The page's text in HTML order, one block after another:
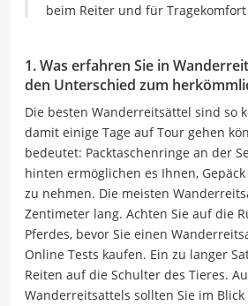
beim Reiter und für
1. Was erfahren Sie in
den Unterschied zum
Die besten Wanderreitsättel sind so
damit einige Tage auf Tour gehen
bedeutet: Packtaschenringe an der
hinten ermöglichen es Ihnen,
zu nehmen. Die meisten
Zentimeter lang. Achten Sie auf die
Pferdes, bevor Sie einen
Online Tests kaufen. Ein zu langer
Reiten auf die Schulter des Tieres.
Wanderreitsattels sollten Sie im